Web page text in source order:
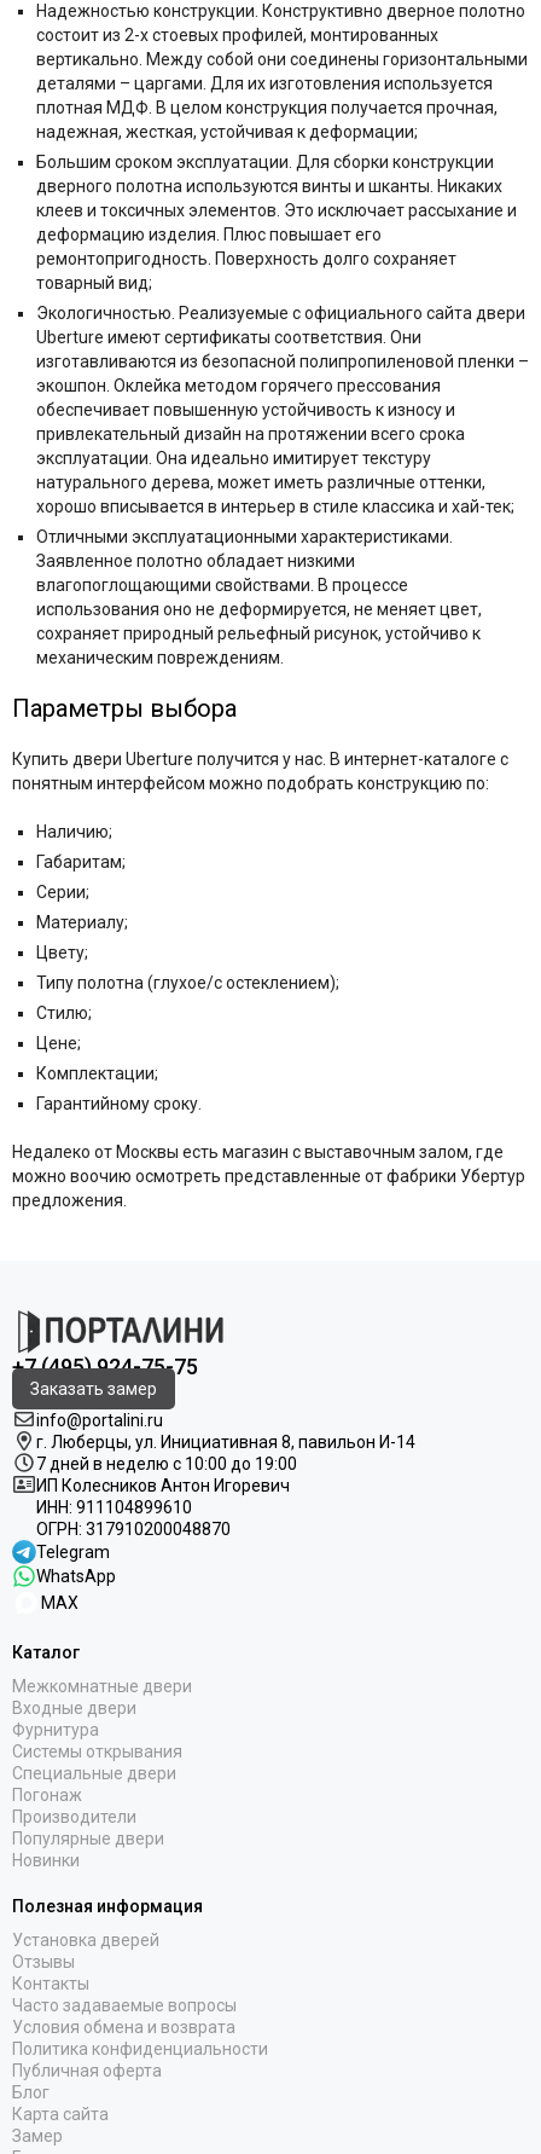
Надежностью конструкции. Конструктивно дверное полотно
состоит из 2-х стоевых профилей, монтированных
вертикально. Между собой они соединены горизонтальными
деталями – царгами. Для их изготовления используется
плотная МДФ. В целом конструкция получается прочная,
надежная, жесткая, устойчивая к деформации;
Большим сроком эксплуатации. Для сборки конструкции
дверного полотна используются винты и шканты. Никаких
клеев и токсичных элементов. Это исключает рассыхание и
деформацию изделия. Плюс повышает его
ремонтопригодность. Поверхность долго сохраняет
товарный вид;
Экологичностью. Реализуемые с официального сайта двери
Uberture имеют сертификаты соответствия. Они
изготавливаются из безопасной полипропиленовой пленки –
экошпон. Оклейка методом горячего прессования
обеспечивает повышенную устойчивость к износу и
привлекательный дизайн на протяжении всего срока
эксплуатации. Она идеально имитирует текстуру
натурального дерева, может иметь различные оттенки,
хорошо вписывается в интерьер в стиле классика и хай-тек;
Отличными эксплуатационными характеристиками.
Заявленное полотно обладает низкими
влагопоглощающими свойствами. В процессе
использования оно не деформируется, не меняет цвет,
сохраняет природный рельефный рисунок, устойчиво к
механическим повреждениям.
Параметры выбора
Купить двери Uberture получится у нас. В интернет-каталоге с
понятным интерфейсом можно подобрать конструкцию по:
Наличию;
Габаритам;
Серии;
Материалу;
Цвету;
Типу полотна (глухое/с остеклением);
Стилю;
Цене;
Комплектации;
Гарантийному сроку.
Недалеко от Москвы есть магазин с выставочным залом, где
можно воочию осмотреть представленные от фабрики Убертур
предложения.
+7 (495) 924-75-75
Заказать замер
info@portalini.ru
г. Люберцы, ул. Инициативная 8, павильон И-14
7 дней в неделю с 10:00 до 19:00
ИП Колесников Антон Игоревич
ИНН: 911104899610
ОГРН: 317910200048870
Telegram
WhatsApp
MAX
Каталог
Межкомнатные двери
Входные двери
Фурнитура
Системы открывания
Специальные двери
Погонаж
Производители
Популярные двери
Новинки
Полезная информация
Установка дверей
Отзывы
Контакты
Часто задаваемые вопросы
Условия обмена и возврата
Политика конфиденциальности
Публичная оферта
Блог
Карта сайта
Замер